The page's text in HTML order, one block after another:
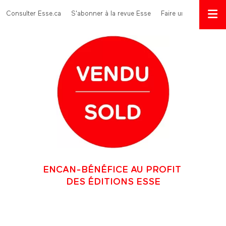
Menu Top
Consulter Esse.ca S'abonner à la revue Esse Faire un don
ENCAN-BÉNÉFICE AU PROFIT
DES ÉDITIONS ESSE